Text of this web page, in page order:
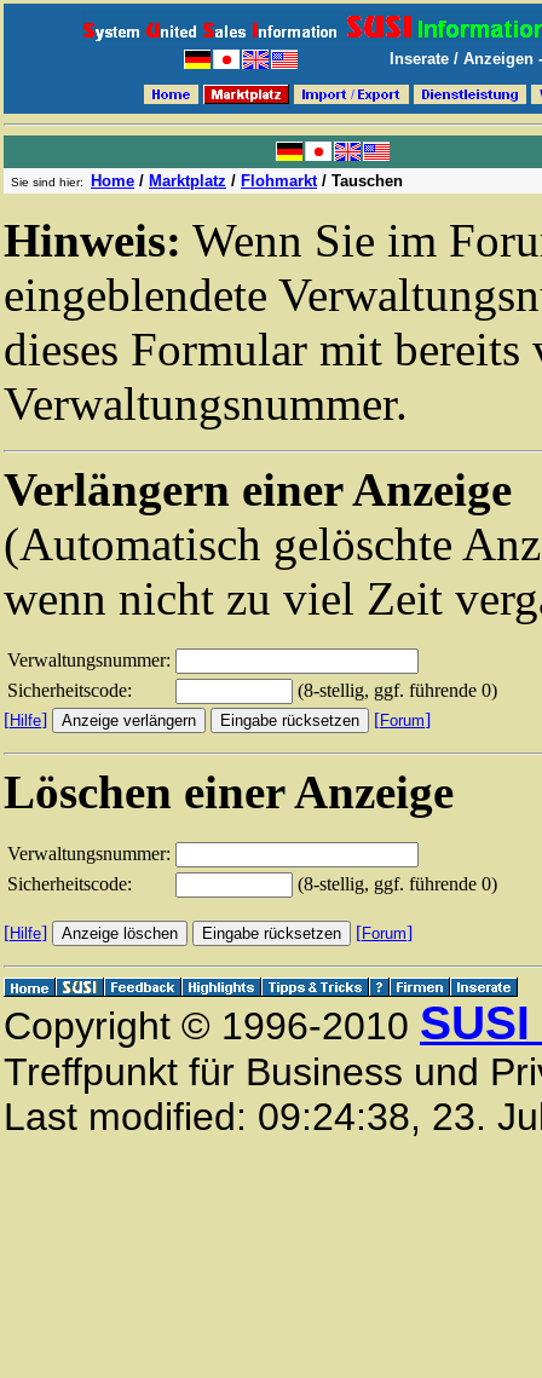
Inserate /
Sie sind hier: Home / Marktplatz / Flohmarkt/ Tauschen
Hinweis: Wenn Sie im
eingeblendete
dieses Formular mit
Verwaltungsnummer.
Verlängern einer Anzeige
(Automatisch gelöschte
wenn nicht zu viel Zeit
Verwaltungsnummer:
Sicherheitscode:
(8-stellig, ggf. führende 0)
[Hilfe] [Forum]
Löschen einer Anzeige
Verwaltungsnummer:
Sicherheitscode:
(8-stellig, ggf. führende 0)
[Hilfe] [Forum]
Copyright © 1996-2010 SUSI
Treffpunkt für Business und
Last modified: 09:24:38, 23.